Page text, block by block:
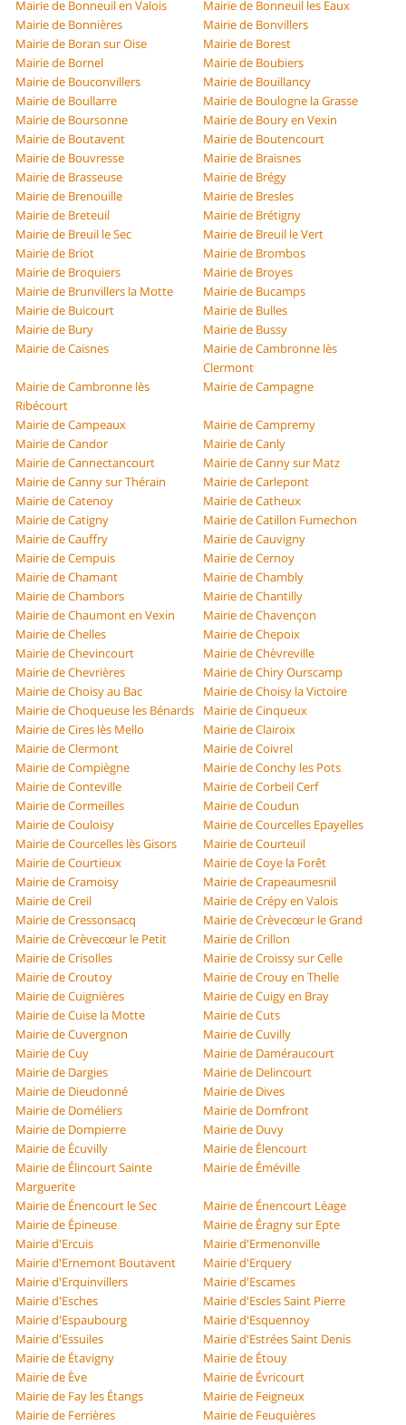
Mairie de Bonneuil en Valois
Mairie de Bonneuil les Eaux
Mairie de Bonnières
Mairie de Bonvillers
Mairie de Boran sur Oise
Mairie de Borest
Mairie de Bornel
Mairie de Boubiers
Mairie de Bouconvillers
Mairie de Bouillancy
Mairie de Boullarre
Mairie de Boulogne la Grasse
Mairie de Boursonne
Mairie de Boury en Vexin
Mairie de Boutavent
Mairie de Boutencourt
Mairie de Bouvresse
Mairie de Braisnes
Mairie de Brasseuse
Mairie de Brégy
Mairie de Brenouille
Mairie de Bresles
Mairie de Breteuil
Mairie de Brétigny
Mairie de Breuil le Sec
Mairie de Breuil le Vert
Mairie de Briot
Mairie de Brombos
Mairie de Broquiers
Mairie de Broyes
Mairie de Brunvillers la Motte
Mairie de Bucamps
Mairie de Buicourt
Mairie de Bulles
Mairie de Bury
Mairie de Bussy
Mairie de Caisnes
Mairie de Cambronne lès
Clermont
Mairie de Cambronne lès
Ribécourt
Mairie de Campagne
Mairie de Campeaux
Mairie de Campremy
Mairie de Candor
Mairie de Canly
Mairie de Cannectancourt
Mairie de Canny sur Matz
Mairie de Canny sur Thérain
Mairie de Carlepont
Mairie de Catenoy
Mairie de Catheux
Mairie de Catigny
Mairie de Catillon Fumechon
Mairie de Cauffry
Mairie de Cauvigny
Mairie de Cempuis
Mairie de Cernoy
Mairie de Chamant
Mairie de Chambly
Mairie de Chambors
Mairie de Chantilly
Mairie de Chaumont en Vexin
Mairie de Chavençon
Mairie de Chelles
Mairie de Chepoix
Mairie de Chevincourt
Mairie de Chèvreville
Mairie de Chevrières
Mairie de Chiry Ourscamp
Mairie de Choisy au Bac
Mairie de Choisy la Victoire
Mairie de Choqueuse les Bénards
Mairie de Cinqueux
Mairie de Cires lès Mello
Mairie de Clairoix
Mairie de Clermont
Mairie de Coivrel
Mairie de Compiègne
Mairie de Conchy les Pots
Mairie de Conteville
Mairie de Corbeil Cerf
Mairie de Cormeilles
Mairie de Coudun
Mairie de Couloisy
Mairie de Courcelles Epayelles
Mairie de Courcelles lès Gisors
Mairie de Courteuil
Mairie de Courtieux
Mairie de Coye la Forêt
Mairie de Cramoisy
Mairie de Crapeaumesnil
Mairie de Creil
Mairie de Crépy en Valois
Mairie de Cressonsacq
Mairie de Crèvecœur le Grand
Mairie de Crèvecœur le Petit
Mairie de Crillon
Mairie de Crisolles
Mairie de Croissy sur Celle
Mairie de Croutoy
Mairie de Crouy en Thelle
Mairie de Cuignières
Mairie de Cuigy en Bray
Mairie de Cuise la Motte
Mairie de Cuts
Mairie de Cuvergnon
Mairie de Cuvilly
Mairie de Cuy
Mairie de Daméraucourt
Mairie de Dargies
Mairie de Delincourt
Mairie de Dieudonné
Mairie de Dives
Mairie de Doméliers
Mairie de Domfront
Mairie de Dompierre
Mairie de Duvy
Mairie de Écuvilly
Mairie de Élencourt
Mairie de Élincourt Sainte
Marguerite
Mairie de Éméville
Mairie de Énencourt le Sec
Mairie de Énencourt Léage
Mairie de Épineuse
Mairie de Éragny sur Epte
Mairie d'Ercuis
Mairie d'Ermenonville
Mairie d'Ernemont Boutavent
Mairie d'Erquery
Mairie d'Erquinvillers
Mairie d'Escames
Mairie d'Esches
Mairie d'Escles Saint Pierre
Mairie d'Espaubourg
Mairie d'Esquennoy
Mairie d'Essuiles
Mairie d'Estrées Saint Denis
Mairie de Étavigny
Mairie de Étouy
Mairie de Ève
Mairie de Évricourt
Mairie de Fay les Étangs
Mairie de Feigneux
Mairie de Ferrières
Mairie de Feuquières